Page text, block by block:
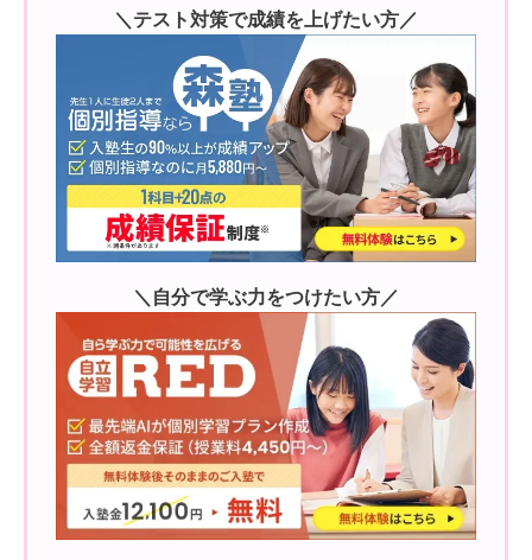
＼テスト対策で成績を上げたい方／
＼自分で学ぶ力をつけたい方／